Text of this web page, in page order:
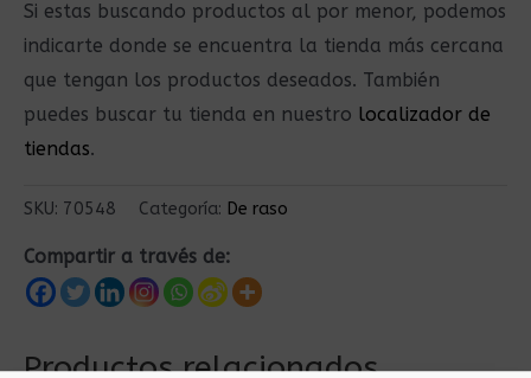
Si estas buscando productos al por menor, podemos
indicarte donde se encuentra la tienda más cercana
que tengan los productos deseados. También
puedes buscar tu tienda en nuestro localizador de
tiendas.
SKU: 70548 Categoría: De raso
Compartir a través de:
Productos relacionados